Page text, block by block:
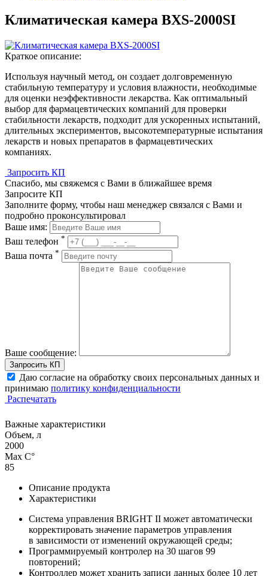
Климатическая камера BXS-2000SI
Краткое описание:
Используя научный метод, он создает долговременную
стабильную температуру и условия влажности, необходимые
для оценки неэффективности лекарства. Как оптимальный
выбор для фармацевтических компаний для проверки
стабильности лекарств, подходит для ускоренных испытаний,
длительных экспериментов, высокотемпературные испытания
лекарств и новых препаратов в фармацевтических
компаниях.
Запросить КП
Спасибо, мы свяжемся с Вами в ближайшее время
Запросите КП
Заполните форму, чтобы наш менеджер связался с Вами и
подробно проконсультировал
Ваше имя:
Ваш телефон *
Ваша почта *
Ваше сообщение:
Запросить КП
Даю согласие на обработку своих персональных данных и
принимаю политику конфиденциальности
Распечатать
Важные характеристики
Объем, л
2000
Max С°
85
Описание продукта
Характеристики
Система управления BRIGHT II может автоматически
корректировать значение параметров управления
в зависимости от изменений окружающей среды;
Программируемый контролер на 30 шагов 99
повторений;
Контроллер может хранить записи данных более 10 лет